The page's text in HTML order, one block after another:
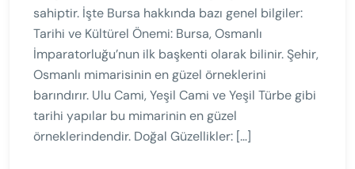
sahiptir. İşte Bursa hakkında bazı genel bilgiler:
Tarihi ve Kültürel Önemi: Bursa, Osmanlı
İmparatorluğu’nun ilk başkenti olarak bilinir. Şehir,
Osmanlı mimarisinin en güzel örneklerini
barındırır. Ulu Cami, Yeşil Cami ve Yeşil Türbe gibi
tarihi yapılar bu mimarinin en güzel
örneklerindendir. Doğal Güzellikler: […]